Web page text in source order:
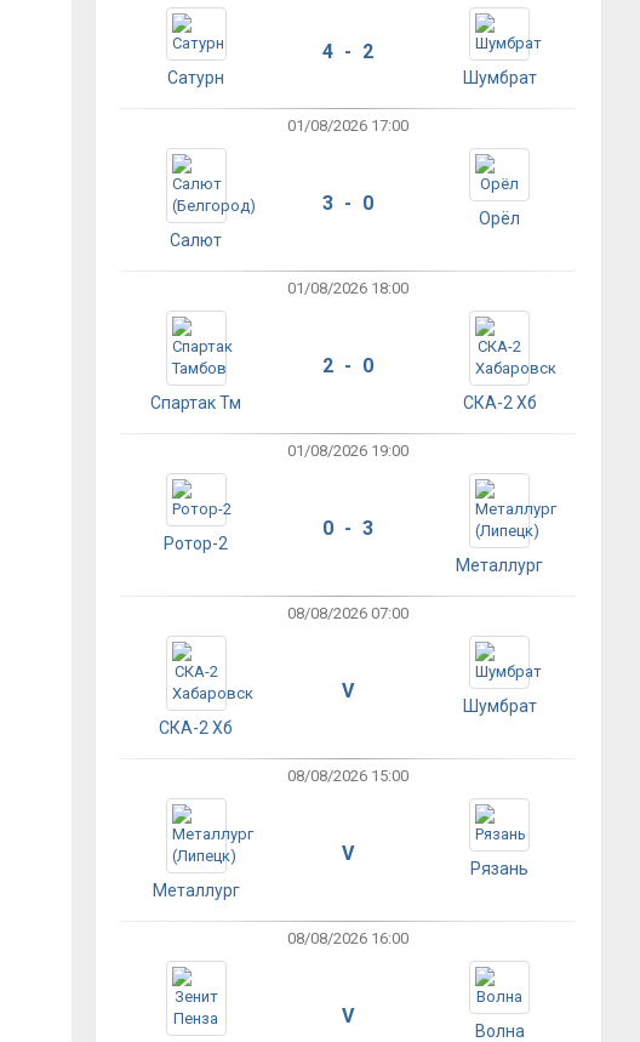
Сатурн
4 - 2
Шумбрат
01/08/2026 17:00
Салют
3 - 0
Орёл
01/08/2026 18:00
Спартак Тм
2 - 0
СКА-2 Хб
01/08/2026 19:00
Ротор-2
0 - 3
Металлург
08/08/2026 07:00
СКА-2 Хб
V
Шумбрат
08/08/2026 15:00
Металлург
V
Рязань
08/08/2026 16:00
V
Волна